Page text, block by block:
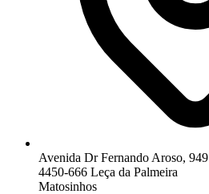
Avenida Dr Fernando Aroso, 949
4450-666 Leça da Palmeira
Matosinhos